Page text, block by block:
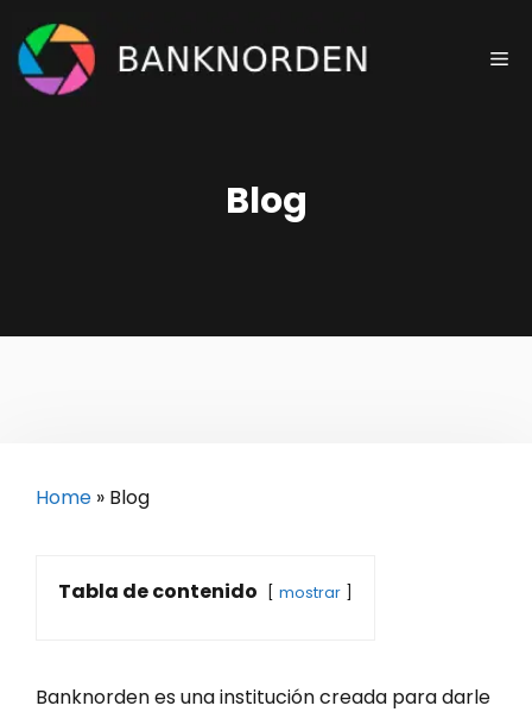
Saltar
contenido
Blog
Home » Blog
Tabla de contenido mostrar
Banknorden es una institución creada para darle